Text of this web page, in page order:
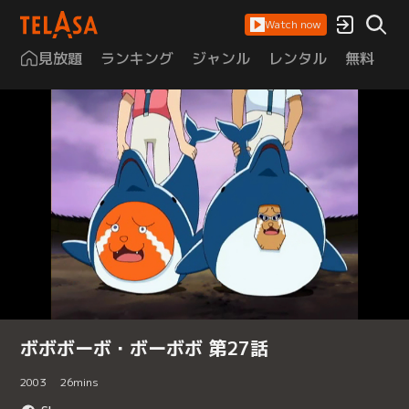
Watch now
見放題 ランキング ジャンル レンタル 無料
ボボボーボ・ボーボボ 第27話
2003 26mins